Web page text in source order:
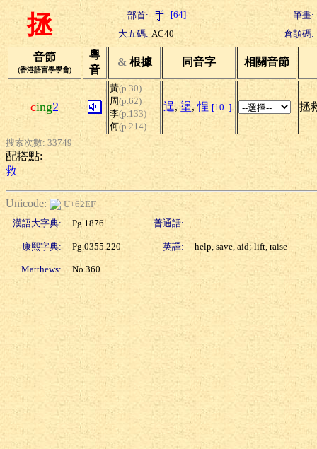
拯 部首: [64]
筆畫:
大五碼: AC40 倉頡碼:
音節
(香港語言學學會)
粵
音
& 根據 同音字 相關音節
cing2
黃(p.30)
周(p.62)
李(p.133)
何(p.214)
逞, 塣,悜 [10..] 拯
搜索次數: 33749
配搭點:
救
Unicode:
U+62EF
漢語大字典:
Pg.1876 普通話:
康熙字典: Pg.0355.220 英譯: help, save, aid; lift, raise
Matthews: No.360